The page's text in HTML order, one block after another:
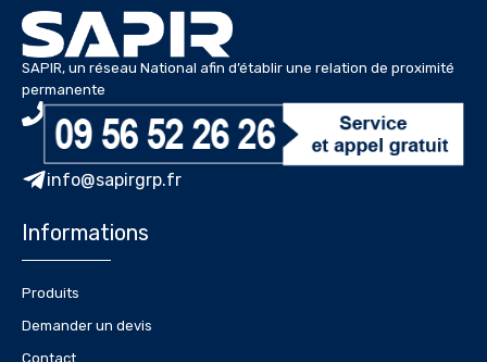
SAPIR, un réseau National afin d’établir une relation de proximité
permanente
info@sapirgrp.fr
Informations
Produits
Demander un devis
Contact